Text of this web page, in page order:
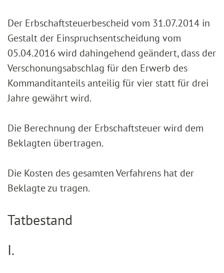
Der Erbschaftsteuerbescheid vom 31.07.2014 in
Gestalt der Einspruchsentscheidung vom
05.04.2016 wird dahingehend geändert, dass der
Verschonungsabschlag für den Erwerb des
Kommanditanteils anteilig für vier statt für drei
Jahre gewährt wird.
Die Berechnung der Erbschaftsteuer wird dem
Beklagten übertragen.
Die Kosten des gesamten Verfahrens hat der
Beklagte zu tragen.
Tatbestand
I.